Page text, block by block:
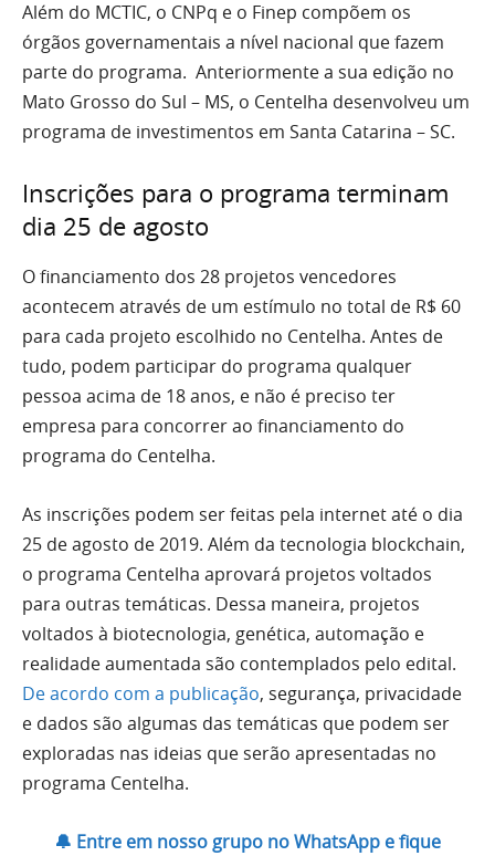
Além do MCTIC, o CNPq e o Finep compõem os
órgãos governamentais a nível nacional que fazem
parte do programa. Anteriormente a sua edição no
Mato Grosso do Sul – MS, o Centelha desenvolveu um
programa de investimentos em Santa Catarina – SC.
Inscrições para o programa terminam
dia 25 de agosto
O financiamento dos 28 projetos vencedores
acontecem através de um estímulo no total de R$ 60
para cada projeto escolhido no Centelha. Antes de
tudo, podem participar do programa qualquer
pessoa acima de 18 anos, e não é preciso ter
empresa para concorrer ao financiamento do
programa do Centelha.
As inscrições podem ser feitas pela internet até o dia
25 de agosto de 2019. Além da tecnologia blockchain,
o programa Centelha aprovará projetos voltados
para outras temáticas. Dessa maneira, projetos
voltados à biotecnologia, genética, automação e
realidade aumentada são contemplados pelo edital.
De acordo com a publicação, segurança, privacidade
e dados são algumas das temáticas que podem ser
exploradas nas ideias que serão apresentadas no
programa Centelha.
🔔 Entre em nosso grupo no WhatsApp e fique